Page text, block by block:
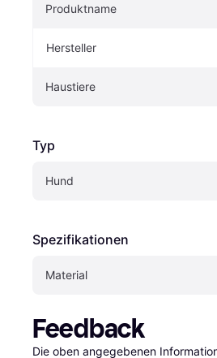
Produktname
Hersteller
Haustiere
Typ
Hund
Spezifikationen
Material
Feedback
Die oben angegebenen